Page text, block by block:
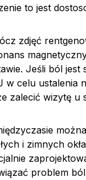
to jest
zdjęć
Jeśli ból jest
w celu ustalenia
zalecić wizytę u
i zimnych
problem